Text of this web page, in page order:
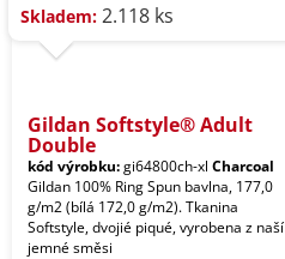
Skladem: 2.118 ks
Gildan Softstyle® Adult
Double
kód výrobku:gi64800ch-xl Charcoal
Gildan 100% Ring Spun bavlna, 177,0
g/m2 (bílá 172,0 g/m2). Tkanina
Softstyle, dvojié piqué, vyrobena z naší
jemné směsi